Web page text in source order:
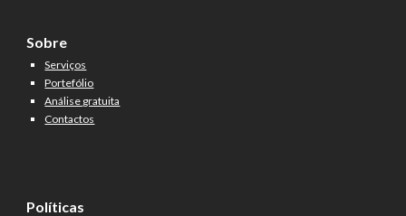
Sobre
Serviços
Portefólio
Análise gratuita
Contactos
Políticas